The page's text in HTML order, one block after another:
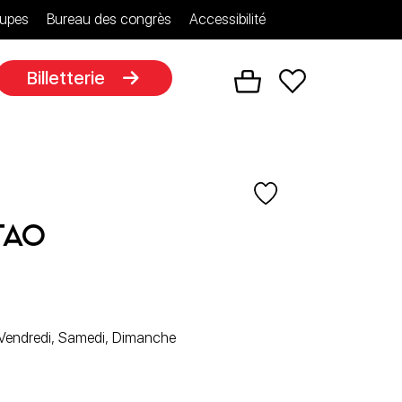
Bureau des congrès Accessibilité
Billetterie
Samedi, Dimanche